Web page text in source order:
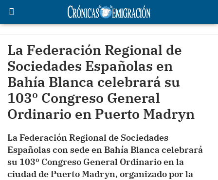
La Federación Regional de
Sociedades Españolas en
Bahía Blanca celebrará su
103º Congreso General
Ordinario en Puerto Madryn
La Federación Regional de Sociedades
Españolas con sede en Bahía Blanca celebrará
su 103º Congreso General Ordinario en la
ciudad de Puerto Madryn, organizado por la